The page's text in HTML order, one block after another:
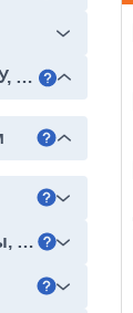
Грузоподъемность КМУ, тонн
Монтажная длина рамы, мм